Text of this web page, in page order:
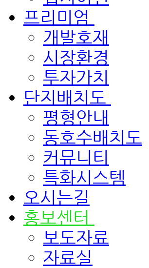
프리미엄
개발호재
시장환경
투자가치
단지배치도
평형안내
동호수배치도
커뮤니티
특화시스템
오시는길
홍보센터
보도자료
자료실